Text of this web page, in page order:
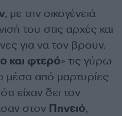
, με την οικογένειά
του στις αρχές και
για να τον βρουν.
και φτερό» τις γύρω
μέσα από μαρτυρίες
είχαν δει τον
στον Πηνειό,